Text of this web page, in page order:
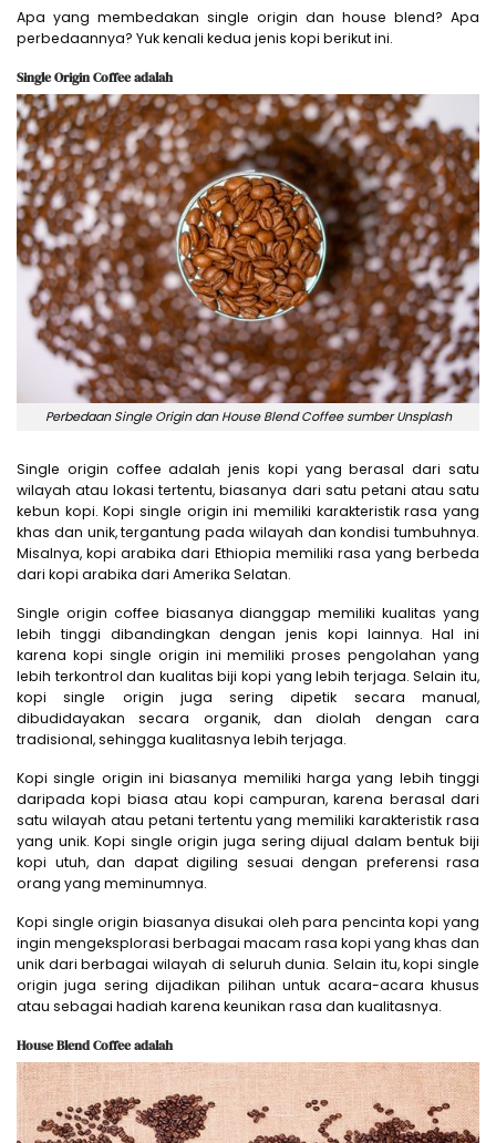
Apa yang membedakan single origin dan house blend? Apa
perbedaannya? Yuk kenali kedua jenis kopi berikut ini.
Single Origin Coffee adalah
Perbedaan Single Origin dan House Blend Coffee sumber Unsplash
Single origin coffee adalah jenis kopi yang berasal dari satu
wilayah atau lokasi tertentu, biasanya dari satu petani atau satu
kebun kopi. Kopi single origin ini memiliki karakteristik rasa yang
khas dan unik, tergantung pada wilayah dan kondisi tumbuhnya.
Misalnya, kopi arabika dari Ethiopia memiliki rasa yang berbeda
dari kopi arabika dari Amerika Selatan.
Single origin coffee biasanya dianggap memiliki kualitas yang
lebih tinggi dibandingkan dengan jenis kopi lainnya. Hal ini
karena kopi single origin ini memiliki proses pengolahan yang
lebih terkontrol dan kualitas biji kopi yang lebih terjaga. Selain itu,
kopi single origin juga sering dipetik secara manual,
dibudidayakan secara organik, dan diolah dengan cara
tradisional, sehingga kualitasnya lebih terjaga.
Kopi single origin ini biasanya memiliki harga yang lebih tinggi
daripada kopi biasa atau kopi campuran, karena berasal dari
satu wilayah atau petani tertentu yang memiliki karakteristik rasa
yang unik. Kopi single origin juga sering dijual dalam bentuk biji
kopi utuh, dan dapat digiling sesuai dengan preferensi rasa
orang yang meminumnya.
Kopi single origin biasanya disukai oleh para pencinta kopi yang
ingin mengeksplorasi berbagai macam rasa kopi yang khas dan
unik dari berbagai wilayah di seluruh dunia. Selain itu, kopi single
origin juga sering dijadikan pilihan untuk acara-acara khusus
atau sebagai hadiah karena keunikan rasa dan kualitasnya.
House Blend Coffee adalah